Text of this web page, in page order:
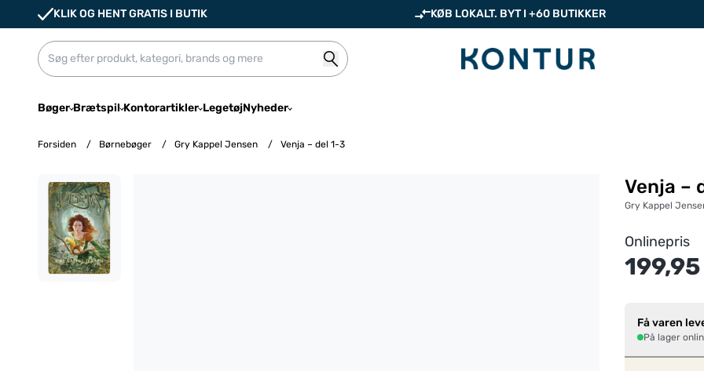
KLIK OG HENT GRATIS I BUTIK KØB LOKALT. BYT I +60 BUTIKKER
Bøger Brætspil Kontorartikler LegetøjNyheder
Forsiden / Børnebøger / Gry Kappel Jensen / Venja – del 1-3
Venja –
Gry Kappel
Onlinepris
199,95
Få varen
På lager